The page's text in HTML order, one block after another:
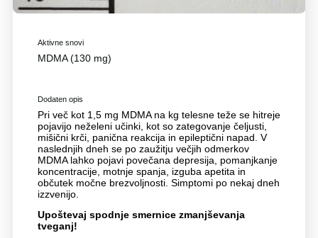
Aktivne snovi
MDMA (130 mg)
Dodaten opis
Pri več kot 1,5 mg MDMA na kg telesne teže se hitreje
pojavijo neželeni učinki, kot so zategovanje čeljusti,
mišični krči, panična reakcija in epileptični napad. V
naslednjih dneh se po zaužitju večjih odmerkov
MDMA lahko pojavi povečana depresija, pomanjkanje
koncentracije, motnje spanja, izguba apetita in
občutek močne brezvoljnosti. Simptomi po nekaj dneh
izzvenijo.
Upoštevaj spodnje smernice zmanjševanja
tveganj!